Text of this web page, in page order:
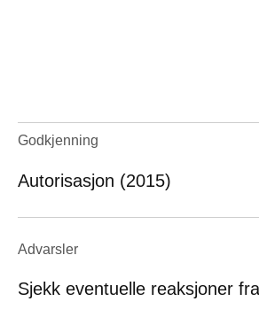
Godkjenning
Autorisasjon (2015)
Advarsler
Sjekk eventuelle reaksjoner